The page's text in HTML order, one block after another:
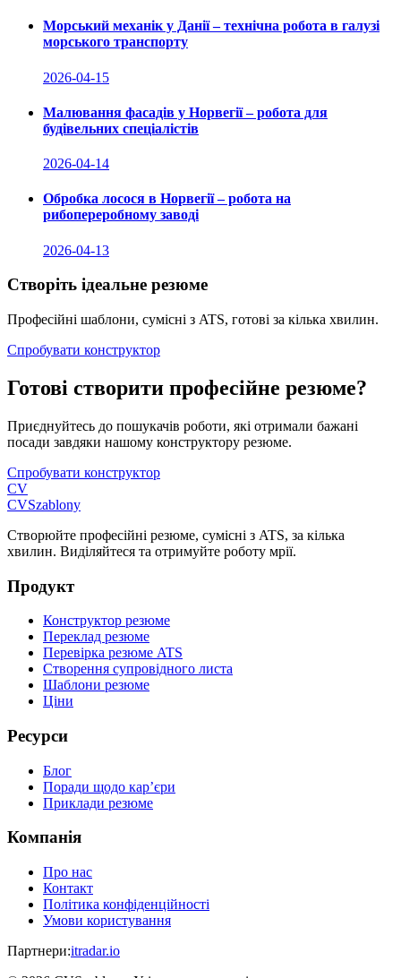
Морський механік у Данії – технічна робота в галузі
морського транспорту
2026-04-15
Малювання фасадів у Норвегії – робота для
будівельних спеціалістів
2026-04-14
Обробка лосося в Норвегії – робота на
рибопереробному заводі
2026-04-13
Створіть ідеальне резюме
Професійні шаблони, сумісні з ATS, готові за кілька хвилин.
Спробувати конструктор
Готові створити професійне резюме?
Приєднуйтесь до пошукачів роботи, які отримали бажані
посади завдяки нашому конструктору резюме.
Спробувати конструктор
CV
CVSzablony
Створюйте професійні резюме, сумісні з ATS, за кілька
хвилин. Виділяйтеся та отримуйте роботу мрії.
Продукт
Конструктор резюме
Переклад резюме
Перевірка резюме ATS
Створення супровідного листа
Шаблони резюме
Ціни
Ресурси
Блог
Поради щодо кар’єри
Приклади резюме
Компанія
Про нас
Контакт
Політика конфіденційності
Умови користування
Партнери:itradar.io